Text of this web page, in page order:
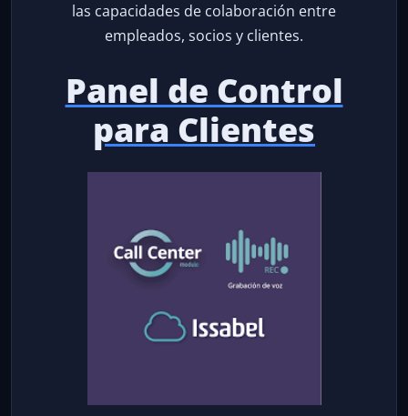
las capacidades de colaboración entre
empleados, socios y clientes.
Panel de Control
para Clientes